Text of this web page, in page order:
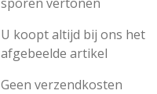
U koopt altijd bij ons het
afgebeelde artikel
Geen verzendkosten